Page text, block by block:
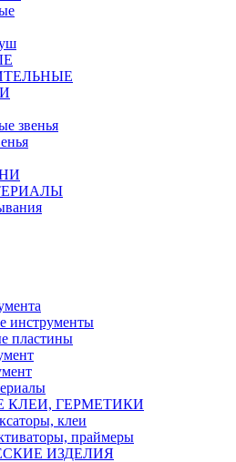
звенья
инструменты
пластины
ГЕРМЕТИКИ
клеи
праймеры
ИЗДЕЛИЯ